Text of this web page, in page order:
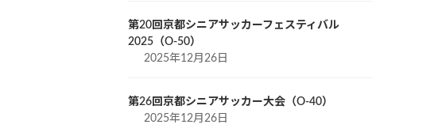
第20回京都シニアサッカーフェスティバル
2025（O-50）
2025年12月26日
第26回京都シニアサッカー大会（O-40）
2025年12月26日